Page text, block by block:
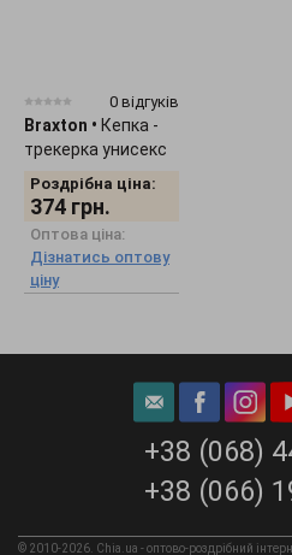
0 відгуків
Braxton • Кепка -
трекерка унисекс
"Smile" 1536
Роздрібна ціна:
374 грн.
Оптова ціна:
Дізнатись оптову
ціну
+38 (068)
+38 (066)
© 2010-2026. Chia.ua - оптово-роздрібний